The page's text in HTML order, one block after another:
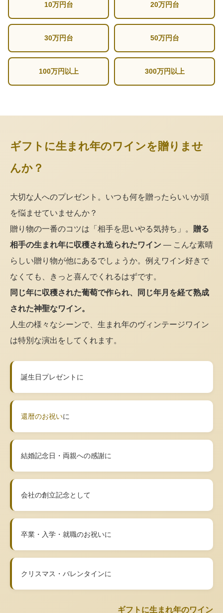
10万円台 20万円台
30万円台 50万円台
100万円以上 300万円以上
ギフトに生まれ年のワインを贈りませ
んか？
大切な人へのプレゼント。いつも何を贈ったらいいか頭
を悩ませていませんか？
贈り物の一番のコツは「相手を思いやる気持ち」。 贈る
相手の生まれ年に収穫され造られたワイン — こんな素晴
らしい贈り物が他にあるでしょうか。例えワイン好きで
なくても、きっと喜んでくれるはずです。
同じ年に収穫された葡萄で作られ、同じ年月を経て熟成
された神聖なワイン。
人生の様々なシーンで、生まれ年のヴィンテージワイン
は特別な演出をしてくれます。
誕生日プレゼントに
還暦のお祝いに
結婚記念日・両親への感謝に
会社の創立記念として
卒業・入学・就職のお祝いに
クリスマス・バレンタインに
ギフトに生まれ年のワイン